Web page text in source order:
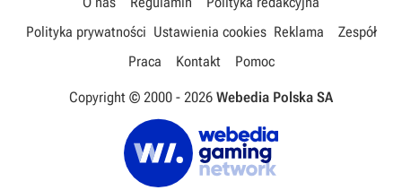
Polityka prywatności Ustawienia cookies Reklama
Zespół
Praca
Kontakt Pomoc
Copyright © 2000 - 2026 Webedia Polska SA